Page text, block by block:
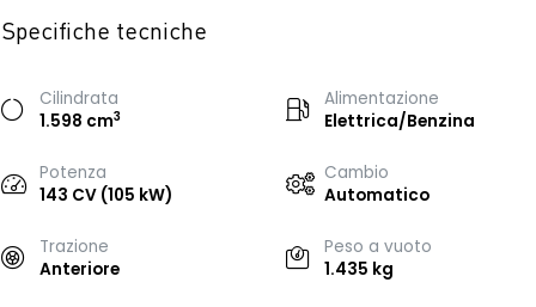
Specifiche tecniche
Cilindrata
1.598 cm3
Alimentazione
Elettrica/Benzina
Potenza
143 CV (105 kW)
Cambio
Automatico
Trazione
Anteriore
Peso a vuoto
1.435 kg